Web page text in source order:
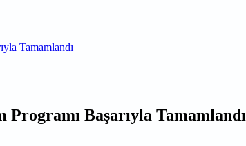
Tamamlandı
Başarıyla Tamamlandı